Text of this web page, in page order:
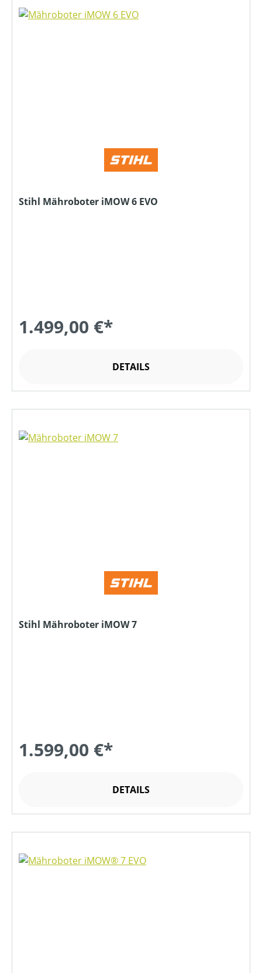
Stihl Mähroboter iMOW 6 EVO
1.499,00 €*
DETAILS
Stihl Mähroboter iMOW 7
1.599,00 €*
DETAILS